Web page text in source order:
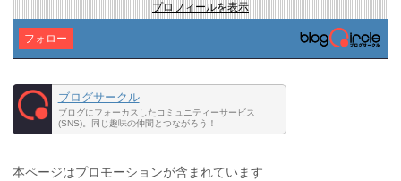
プロフィールを表示
フォロー
ブログサークル
ブログにフォーカスしたコミュニティーサービス
(SNS)。同じ趣味の仲間とつながろう！
本ページはプロモーションが含まれています